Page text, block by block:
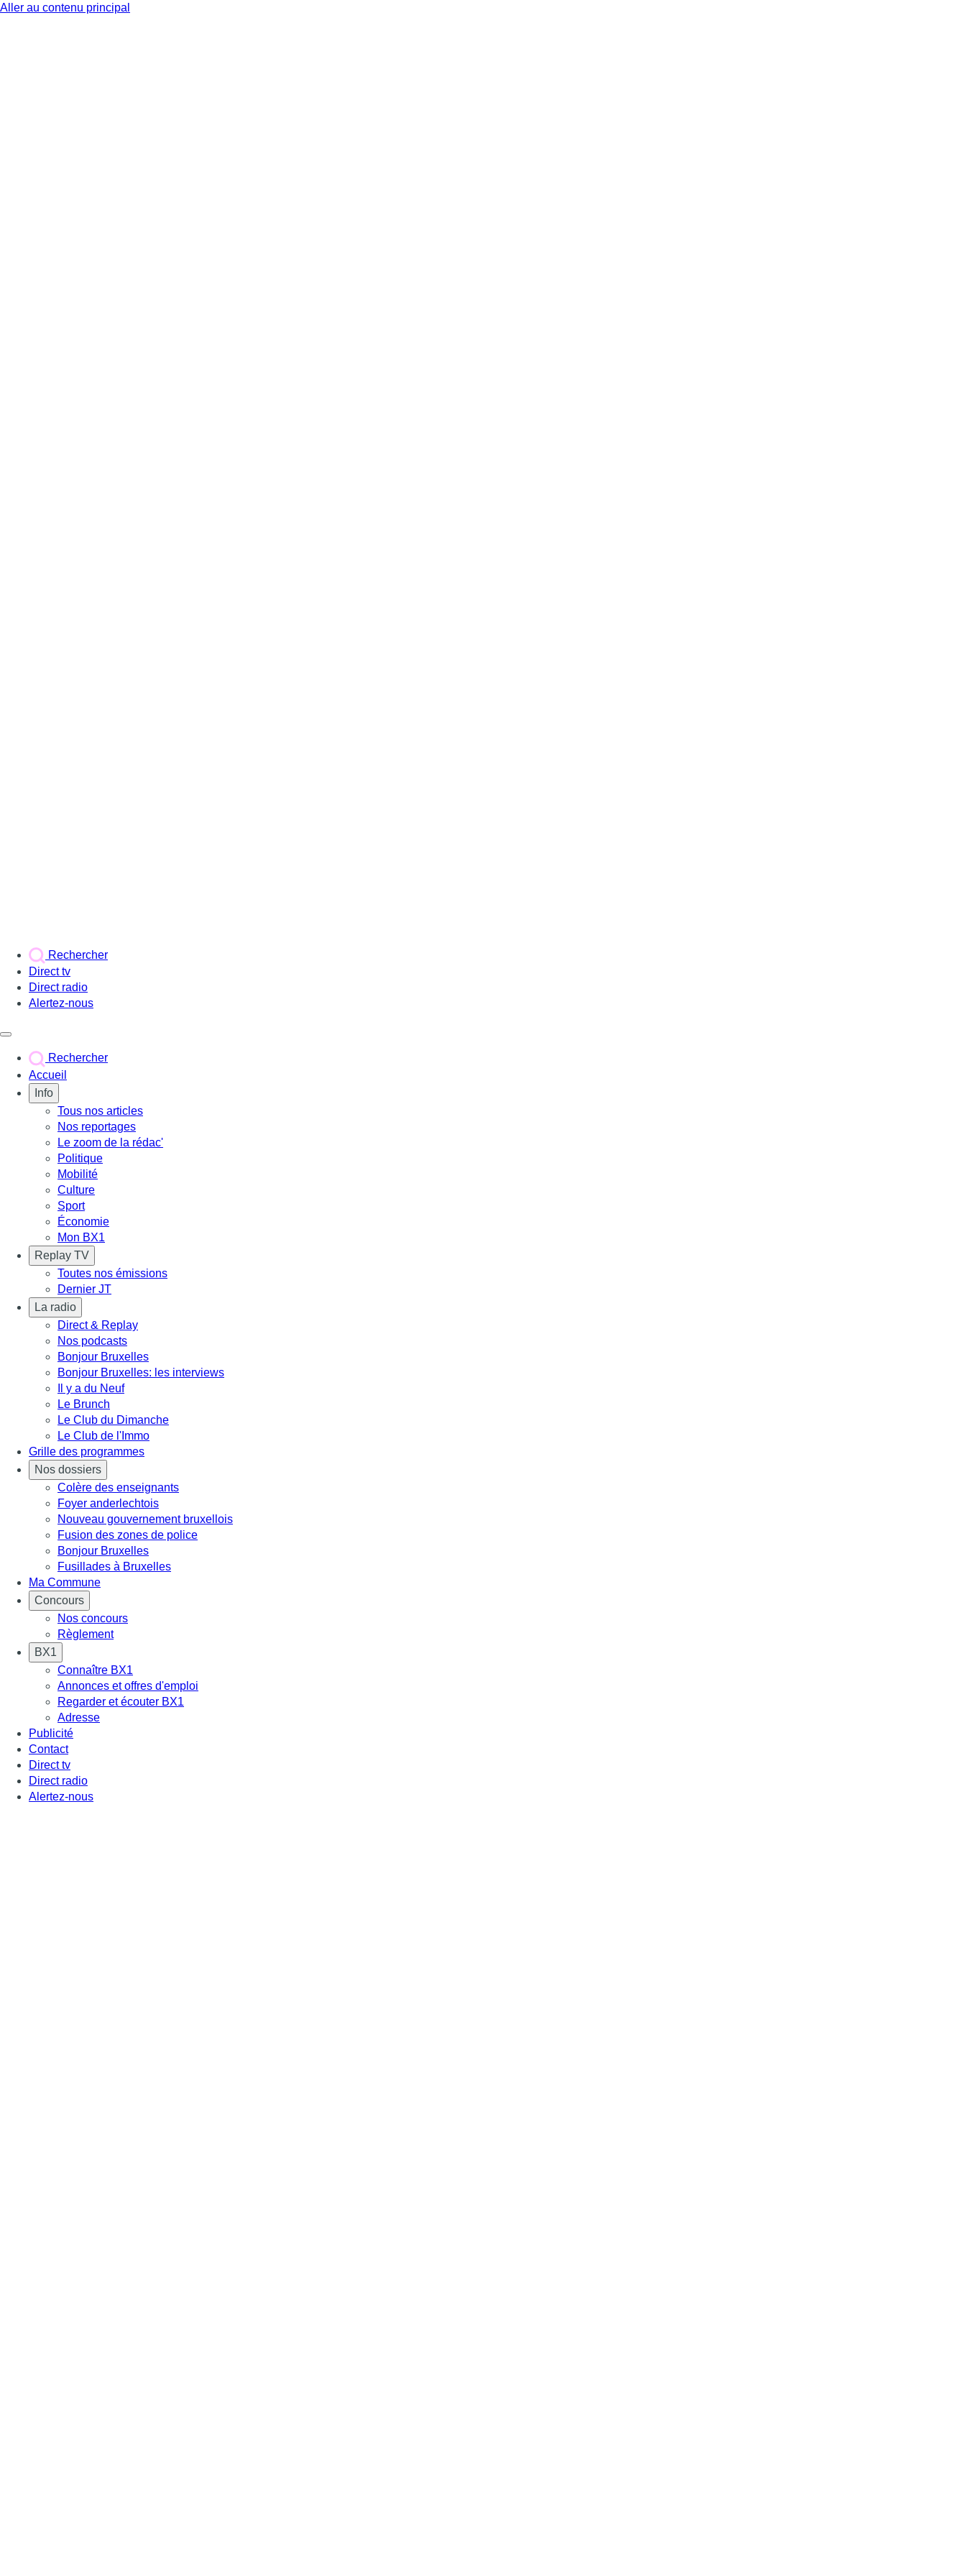
Aller au contenu principal
Rechercher
Direct tv
Direct radio
Alertez-nous
Rechercher
Accueil
Info
Tous nos articles
Nos reportages
Le zoom de la rédac'
Politique
Mobilité
Culture
Sport
Économie
Mon BX1
Replay TV
Toutes nos émissions
Dernier JT
La radio
Direct & Replay
Nos podcasts
Bonjour Bruxelles
Bonjour Bruxelles: les interviews
Il y a du Neuf
Le Brunch
Le Club du Dimanche
Le Club de l'Immo
Grille des programmes
Nos dossiers
Colère des enseignants
Foyer anderlechtois
Nouveau gouvernement bruxellois
Fusion des zones de police
Bonjour Bruxelles
Fusillades à Bruxelles
Ma Commune
Concours
Nos concours
Règlement
BX1
Connaître BX1
Annonces et offres d'emploi
Regarder et écouter BX1
Adresse
Publicité
Contact
Direct tv
Direct radio
Alertez-nous